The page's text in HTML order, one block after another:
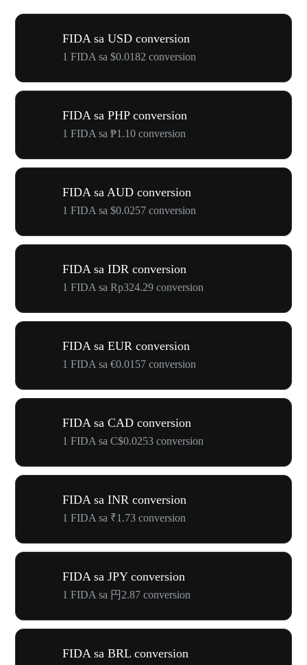
FIDA sa USD conversion
1 FIDA sa $0.0182 conversion
FIDA sa PHP conversion
1 FIDA sa ₱1.10 conversion
FIDA sa AUD conversion
1 FIDA sa $0.0257 conversion
FIDA sa IDR conversion
1 FIDA sa Rp324.29 conversion
FIDA sa EUR conversion
1 FIDA sa €0.0157 conversion
FIDA sa CAD conversion
1 FIDA sa C$0.0253 conversion
FIDA sa INR conversion
1 FIDA sa ₹1.73 conversion
FIDA sa JPY conversion
1 FIDA sa 円2.87 conversion
FIDA sa BRL conversion